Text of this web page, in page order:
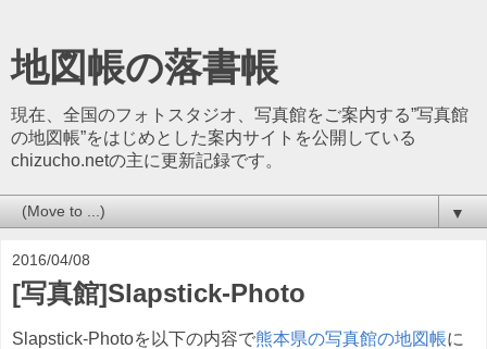
地図帳の落書帳
現在、全国のフォトスタジオ、写真館をご案内する”写真館
の地図帳”をはじめとした案内サイトを公開している
chizucho.netの主に更新記録です。
▼
2016/04/08
[写真館]Slapstick-Photo
Slapstick-Photoを以下の内容で熊本県の写真館の地図帳に